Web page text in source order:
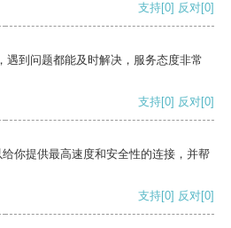
支持[0] 反对[0]
遇到问题都能及时解决，服务态度非常
支持[0] 反对[0]
你提供最高速度和安全性的连接，并帮
支持[0] 反对[0]